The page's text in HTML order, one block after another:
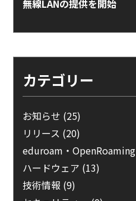
無線LANの提供を開始
カテゴリー
お知らせ (25)
リリース (20)
eduroam・OpenRoaming
ハードウェア (13)
技術情報 (9)